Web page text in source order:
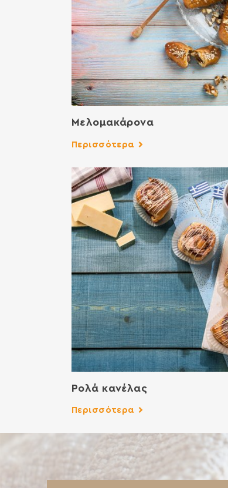
Μελομακάρονα
Περισσότερα
Ρολά κανέλας
Περισσότερα